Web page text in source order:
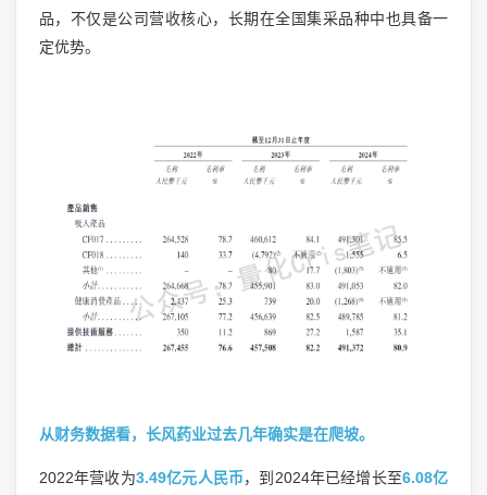
品，不仅是公司营收核心，长期在全国集采品种中也具备一
定优势。
从财务数据看，长风药业过去几年确实是在爬坡。
2022年营收为3.49亿元人民币，到2024年已经增长至6.08亿